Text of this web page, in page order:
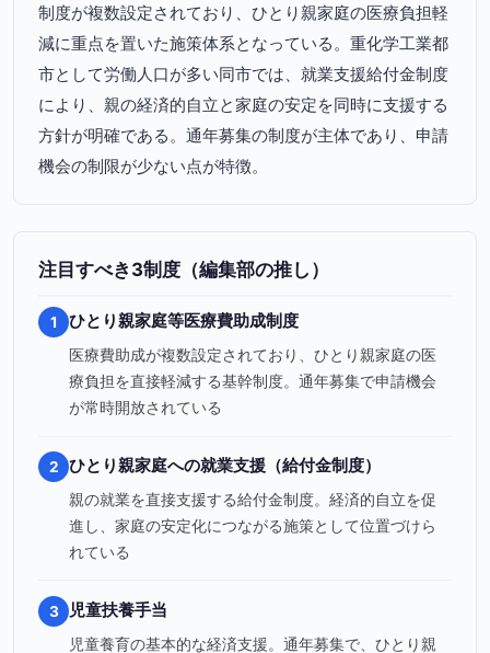
制度が複数設定されており、ひとり親家庭の医療負担軽
減に重点を置いた施策体系となっている。重化学工業都
市として労働人口が多い同市では、就業支援給付金制度
により、親の経済的自立と家庭の安定を同時に支援する
方針が明確である。通年募集の制度が主体であり、申請
機会の制限が少ない点が特徴。
注目すべき3制度（編集部の推し）
1 ひとり親家庭等医療費助成制度
医療費助成が複数設定されており、ひとり親家庭の医
療負担を直接軽減する基幹制度。通年募集で申請機会
が常時開放されている
2 ひとり親家庭への就業支援（給付金制度）
親の就業を直接支援する給付金制度。経済的自立を促
進し、家庭の安定化につながる施策として位置づけら
れている
3 児童扶養手当
児童養育の基本的な経済支援。通年募集で、ひとり親